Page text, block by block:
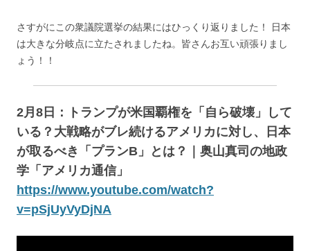
さすがにこの衆議院選挙の結果にはひっくり返りました！ 日本
は大きな分岐点に立たされましたね。皆さんお互い頑張りまし
ょう！！
2月8日：トランプが米国覇権を「自ら破壊」して
いる？大戦略がブレ続けるアメリカに対し、日本
が取るべき「プランB」とは？｜奥山真司の地政
学「アメリカ通信」
https://www.youtube.com/watch?
v=pSjUyVyDjNA